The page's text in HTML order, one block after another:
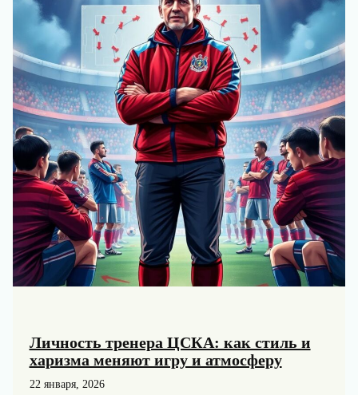
Личность тренера ЦСКА: как стиль и
харизма меняют игру и атмосферу
22 января, 2026